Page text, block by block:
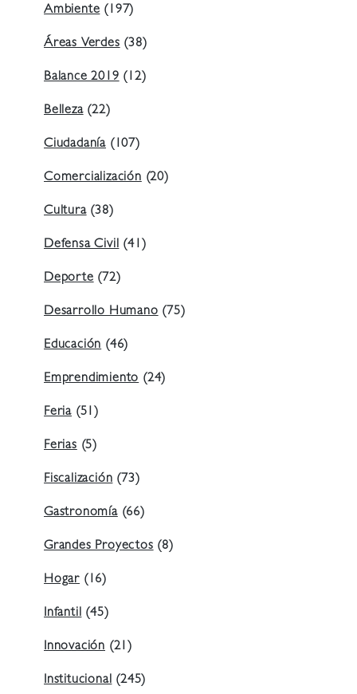
Ambiente(197)
Áreas Verdes(38)
Balance 2019(12)
Belleza(22)
Ciudadanía (107)
Comercialización(20)
Cultura(38)
Defensa Civil(41)
Deporte(72)
Desarrollo Humano(75)
Educación(46)
Emprendimiento(24)
Feria (51)
Ferias(5)
Fiscalización(73)
Gastronomía(66)
Grandes Proyectos(8)
Hogar (16)
Infantil(45)
Innovación (21)
Institucional(245)